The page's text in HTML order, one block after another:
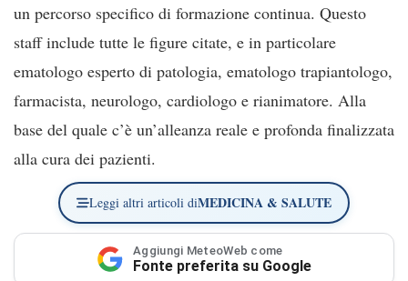
un percorso specifico di formazione continua. Questo
staff include tutte le figure citate, e in particolare
ematologo esperto di patologia, ematologo trapiantologo,
farmacista, neurologo, cardiologo e rianimatore. Alla
base del quale c’è un’alleanza reale e profonda finalizzata
alla cura dei pazienti.
Leggi altri articoli diMEDICINA & SALUTE
Aggiungi MeteoWeb come
Fonte preferita su Google